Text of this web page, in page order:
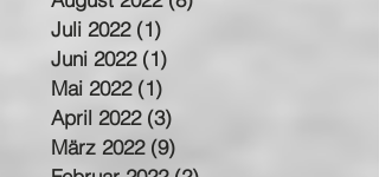
Juli 2022 (1)
Juni 2022 (1)
Mai 2022 (1)
April 2022 (3)
März 2022 (9)